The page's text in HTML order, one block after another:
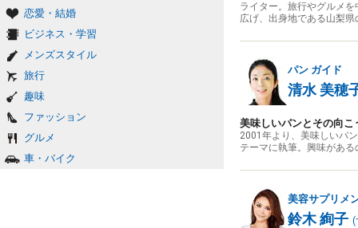
恋愛・結婚
ビジネス・学習
メンズスタイル
旅行
趣味
ファッション
グルメ
車・バイク
ライター。旅行やグルメ
広げ、出身地である山梨
パン ガイド
清水 美穂
美味しいパンとその向
2001年より、美味しいパ
テーマに執筆。興味があ
美容サプリメ
鈴木 絢子 (